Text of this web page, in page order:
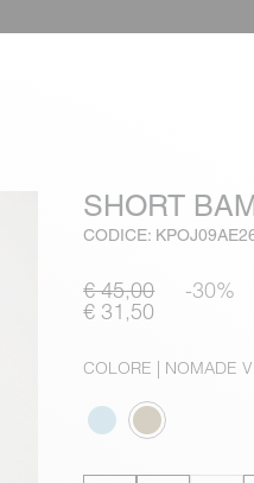
SHORT
CODICE:
€ 45,00 -30%
€ 31,50
COLORE | NOMADE